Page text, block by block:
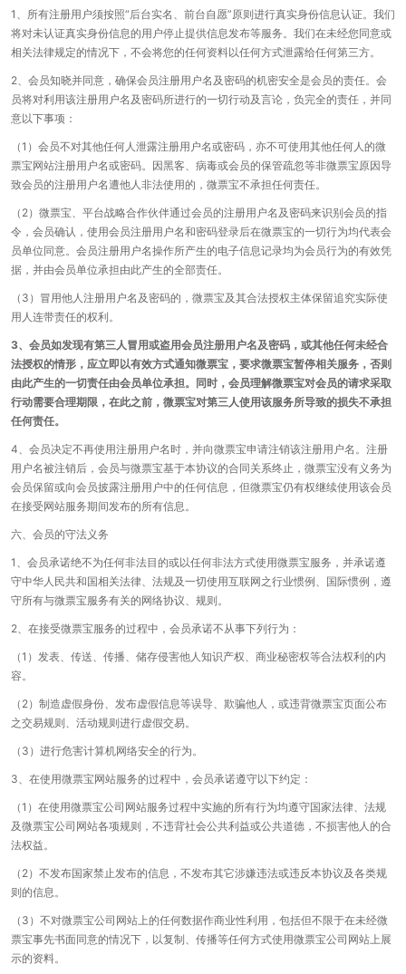
1、所有注册用户须按照“后台实名、前台自愿”原则进行真实身份信息认证。我们
将对未认证真实身份信息的用户停止提供信息发布等服务。我们在未经您同意或
相关法律规定的情况下，不会将您的任何资料以任何方式泄露给任何第三方。
2、会员知晓并同意，确保会员注册用户名及密码的机密安全是会员的责任。会
员将对利用该注册用户名及密码所进行的一切行动及言论，负完全的责任，并同
意以下事项：
（1）会员不对其他任何人泄露注册用户名或密码，亦不可使用其他任何人的微
票宝网站注册用户名或密码。因黑客、病毒或会员的保管疏忽等非微票宝原因导
致会员的注册用户名遭他人非法使用的，微票宝不承担任何责任。
（2）微票宝、平台战略合作伙伴通过会员的注册用户名及密码来识别会员的指
令，会员确认，使用会员注册用户名和密码登录后在微票宝的一切行为均代表会
员单位同意。会员注册用户名操作所产生的电子信息记录均为会员行为的有效凭
据，并由会员单位承担由此产生的全部责任。
（3）冒用他人注册用户名及密码的，微票宝及其合法授权主体保留追究实际使
用人连带责任的权利。
3、会员如发现有第三人冒用或盗用会员注册用户名及密码，或其他任何未经合
法授权的情形，应立即以有效方式通知微票宝，要求微票宝暂停相关服务，否则
由此产生的一切责任由会员单位承担。同时，会员理解微票宝对会员的请求采取
行动需要合理期限，在此之前，微票宝对第三人使用该服务所导致的损失不承担
任何责任。
4、会员决定不再使用注册用户名时，并向微票宝申请注销该注册用户名。注册
用户名被注销后，会员与微票宝基于本协议的合同关系终止，微票宝没有义务为
会员保留或向会员披露注册用户中的任何信息，但微票宝仍有权继续使用该会员
在接受网站服务期间发布的所有信息。
六、会员的守法义务
1、会员承诺绝不为任何非法目的或以任何非法方式使用微票宝服务，并承诺遵
守中华人民共和国相关法律、法规及一切使用互联网之行业惯例、国际惯例，遵
守所有与微票宝服务有关的网络协议、规则。
2、在接受微票宝服务的过程中，会员承诺不从事下列行为：
（1）发表、传送、传播、储存侵害他人知识产权、商业秘密权等合法权利的内
容。
（2）制造虚假身份、发布虚假信息等误导、欺骗他人，或违背微票宝页面公布
之交易规则、活动规则进行虚假交易。
（3）进行危害计算机网络安全的行为。
3、在使用微票宝网站服务的过程中，会员承诺遵守以下约定：
（1）在使用微票宝公司网站服务过程中实施的所有行为均遵守国家法律、法规
及微票宝公司网站各项规则，不违背社会公共利益或公共道德，不损害他人的合
法权益。
（2）不发布国家禁止发布的信息，不发布其它涉嫌违法或违反本协议及各类规
则的信息。
（3）不对微票宝公司网站上的任何数据作商业性利用，包括但不限于在未经微
票宝事先书面同意的情况下，以复制、传播等任何方式使用微票宝公司网站上展
示的资料。